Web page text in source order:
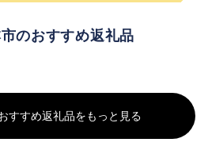
のおすすめ返礼品
すすめ返礼品をもっと見る